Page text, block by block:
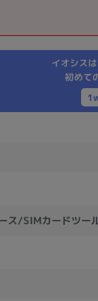
イオシス
初めて
ス/SIMカードツー